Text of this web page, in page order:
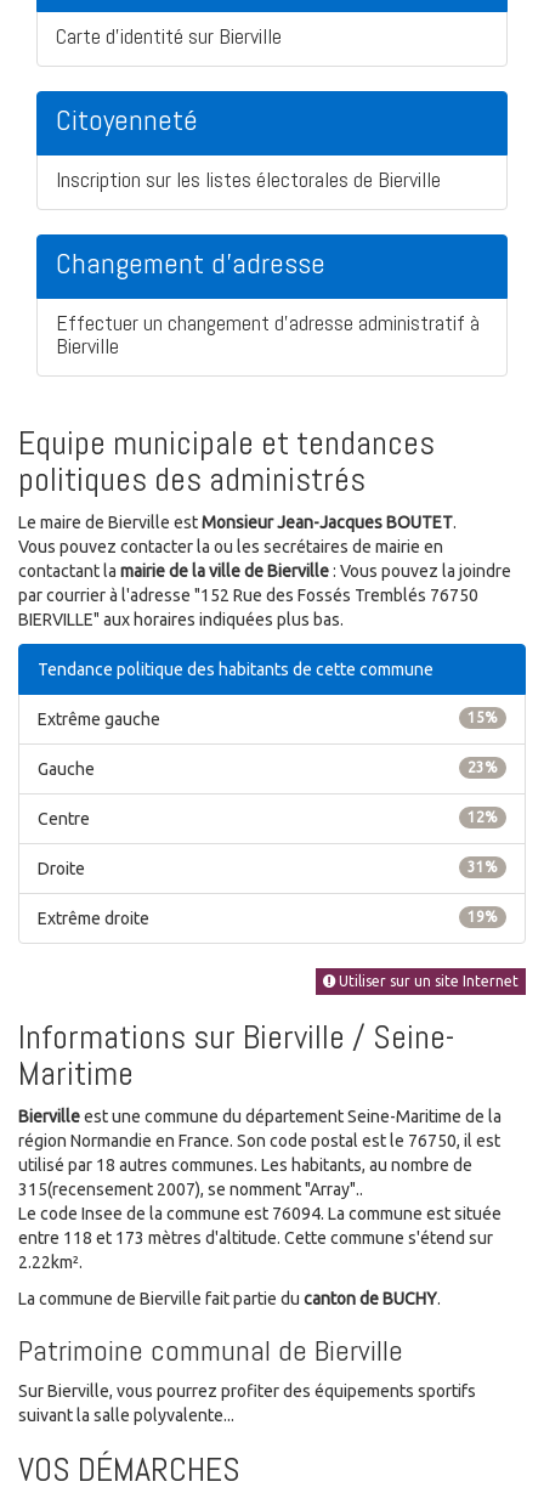
Carte d'identité sur Bierville
Citoyenneté
Inscription sur les listes électorales de Bierville
Changement d'adresse
Effectuer un changement d'adresse administratif à
Bierville
Equipe municipale et tendances
politiques des administrés
Le maire de Bierville estMonsieur Jean-Jacques BOUTET.
Vous pouvez contacter la ou les secrétaires de mairie en
contactant la mairie de la ville de Bierville: Vous pouvez la joindre
par courrier à l'adresse "152 Rue des Fossés Tremblés 76750
BIERVILLE" aux horaires indiquées plus bas.
Tendance politique des habitants de cette commune
15%
Extrême gauche
23%
Gauche
12%
Centre
31%
Droite
19%
Extrême droite
Utiliser sur un site Internet
Informations sur Bierville / Seine-
Maritime
Biervilleest une commune du département Seine-Maritime de la
région Normandie en France. Son code postal est le 76750, il est
utilisé par 18 autres communes. Les habitants, au nombre de
315(recensement 2007), se nomment "Array"..
Le code Insee de la commune est 76094. La commune est située
entre 118 et 173 mètres d'altitude. Cette commune s'étend sur
2.22km².
La commune de Bierville fait partie du canton de BUCHY.
Patrimoine communal de Bierville
Sur Bierville, vous pourrez profiter des équipements sportifs
suivant la salle polyvalente...
VOS DÉMARCHES